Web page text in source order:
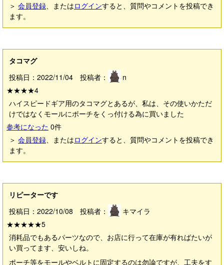
＞ 会員登録、またはログインすると、質問やコメントを投稿でき
ます。
タコマグ
投稿日：2022/11/04 投稿者：
n
★★★★4
ハイスピードギア用のタコマグとあるが、私は、その使いかただ
けではなくモールにポーチをくっ付ける為に買いました
参考になった 0件
＞ 会員登録、またはログインすると、質問やコメントを投稿でき
ます。
リピーターです
投稿日：2022/10/08 投稿者：
キマイラ
★★★★★5
消耗品でもあるパーツなので、お店に行って在庫が有ればたいが
い買ってます、安いしね。
ポーチ等をモールやベルトに固定するのは勿論ですが、工夫をす